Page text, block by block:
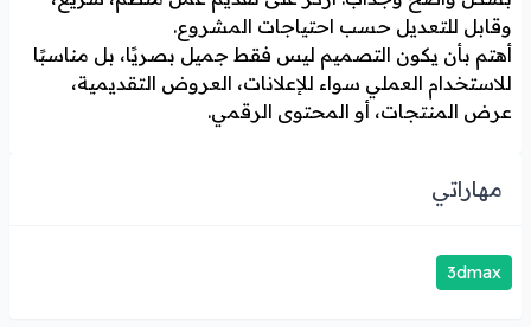
وقابل للتعديل حسب احتياجات المشروع.
أهتم بأن يكون التصميم ليس فقط جميل بصريًا، بل مناسبًا
للاستخدام العملي سواء للإعلانات، العروض التقديمية،
عرض المنتجات، أو المحتوى الرقمي.
مهاراتي
3dmax